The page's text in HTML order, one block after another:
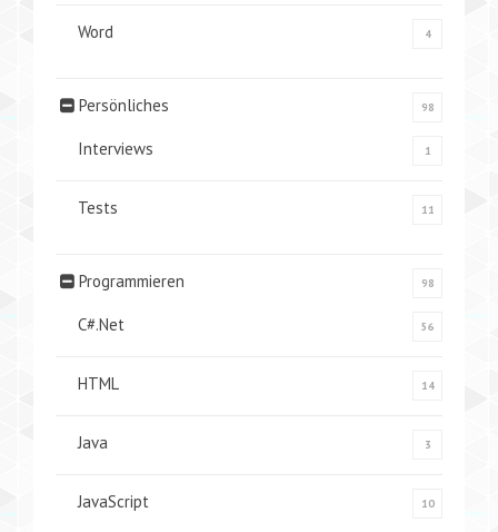
Word 4
Persönliches 98
Interviews 1
Tests 11
Programmieren 98
C#.Net 56
HTML 14
Java 3
JavaScript 10